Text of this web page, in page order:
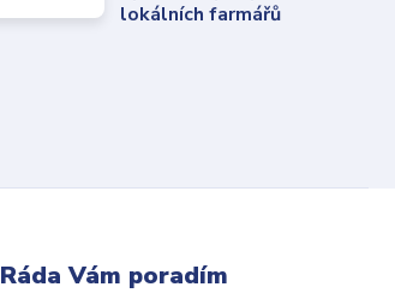
lokálních farmářů
Ráda Vám poradím